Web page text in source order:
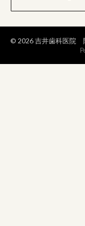
© 2026 吉井歯科医院